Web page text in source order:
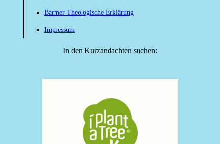
Barmer Theologische Erklärung
Impressum
In den Kurzandachten suchen: